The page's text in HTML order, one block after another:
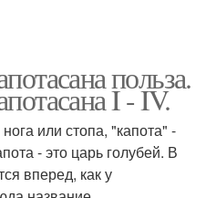
польза.
I - IV.
или стопа, "капота" -
- это царь голубей. В
вперед, как у